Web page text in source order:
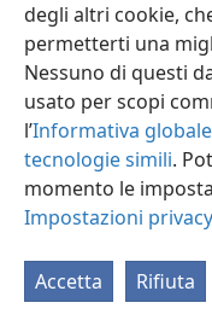
degli altri cookie,
permetterti una
Nessuno di questi
usato per scopi
l’Informativa
tecnologie simili.
momento le
Impostazioni privacy
Accetta Rifiuta
33. (a) Quale posizione
Diavolo? (b) Come le
responsabile della guerra
33La distruzione
non ha deposto
Gesù lo chiama, “il
dall’esser ciò che lo
questo sistema di
16:11;2 Corinti 4:4;
distruzione di